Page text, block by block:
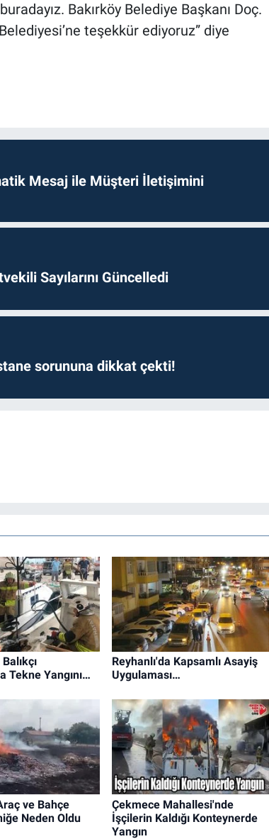
Bakırköy Belediye Başkanı Doç.
teşekkür ediyoruz” diye
Mesaj ile Müşteri İletişimini
Sayılarını Güncelledi
sorununa dikkat çekti!
Tekne Yangını…
Reyhanlı'da Kapsamlı Asayiş
Uygulaması…
ve Bahçe
Neden Oldu
Çekmece Mahallesi'nde
İşçilerin Kaldığı Konteynerde
Yangın